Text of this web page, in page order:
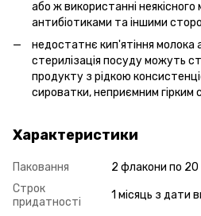
або ж використанні
антибіотиками та іншими
недостатнє кип'ятіння молока
стерилізація посуду можуть
продукту з рідкою
сироватки, неприємним гірким
Характеристики
Паковання
2 флакони по 20
Строк
придатності
1 місяць з дати